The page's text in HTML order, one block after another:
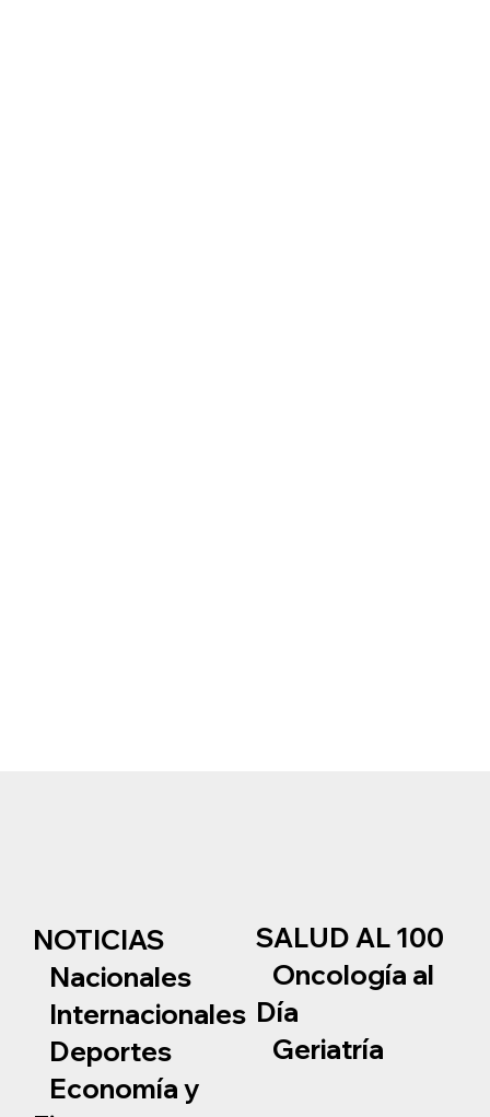
NOTICIAS
Nacionales
Internacionales
Deportes
Economía y
SALUD AL 100
Oncología al
Día
Geriatría